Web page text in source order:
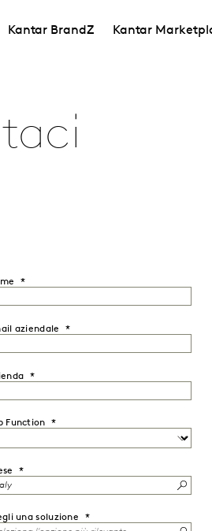
Kantar BrandZ Kantar
aziendale
Function
una soluzione